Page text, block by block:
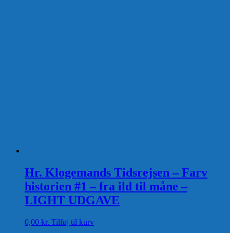
Hr. Klogemands Tidsrejsen – Farv
historien #1 – fra ild til måne –
LIGHT UDGAVE
0,00 kr. Tilføj til kurv